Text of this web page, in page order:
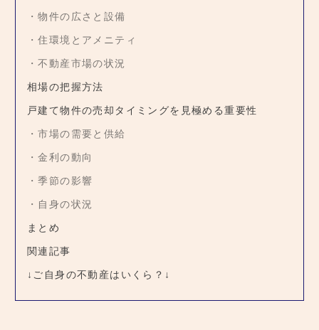
物件の広さと設備
住環境とアメニティ
不動産市場の状況
相場の把握方法
戸建て物件の売却タイミングを見極める重要性
市場の需要と供給
金利の動向
季節の影響
自身の状況
まとめ
関連記事
↓ご自身の不動産はいくら？↓